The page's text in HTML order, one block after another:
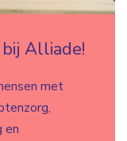
Alliade!
met
en